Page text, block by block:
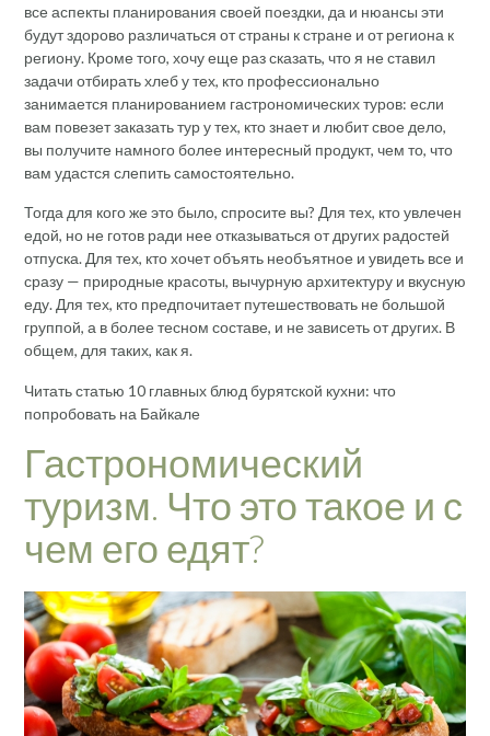
все аспекты планирования своей поездки, да и нюансы эти
будут здорово различаться от страны к стране и от региона к
региону. Кроме того, хочу еще раз сказать, что я не ставил
задачи отбирать хлеб у тех, кто профессионально
занимается планированием гастрономических туров: если
вам повезет заказать тур у тех, кто знает и любит свое дело,
вы получите намного более интересный продукт, чем то, что
вам удастся слепить самостоятельно.
Тогда для кого же это было, спросите вы? Для тех, кто увлечен
едой, но не готов ради нее отказываться от других радостей
отпуска. Для тех, кто хочет объять необъятное и увидеть все и
сразу — природные красоты, вычурную архитектуру и вкусную
еду. Для тех, кто предпочитает путешествовать не большой
группой, а в более тесном составе, и не зависеть от других. В
общем, для таких, как я.
Читать статью 10 главных блюд бурятской кухни: что
попробовать на Байкале
Гастрономический
туризм. Что это такое и с
чем его едят?